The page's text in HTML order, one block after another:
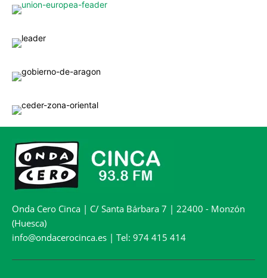
Onda Cero Cinca | C/ Santa Bárbara 7 | 22400 - Monzón
(Huesca)
info@ondacerocinca.es | Tel: 974 415 414